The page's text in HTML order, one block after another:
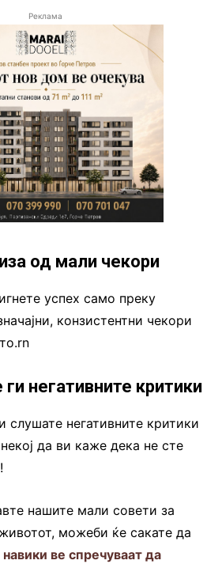
Реклама
од мали чекори
успех само преку
конзистентни чекори
ги негативните критики
слушате негативните критики
да ви каже дека не сте
нашите мали совети за
можеби ќе сакате да
ве спречуваат да